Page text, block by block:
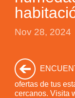
Nov 28, 2024
ofertas de tus
cercanos. Visita